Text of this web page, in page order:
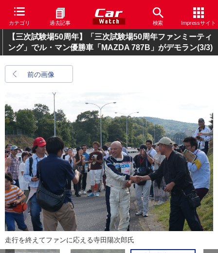
カテゴリ 過去記事 検索 Impressサイト
【三次試験場50周年】「三次試験場50周年ファンミーティ
ング」でル・マン優勝車「MAZDA 787B」がデモラン(3/3)
前の画像
走行を終えてファンに応える寺田陽次郎氏